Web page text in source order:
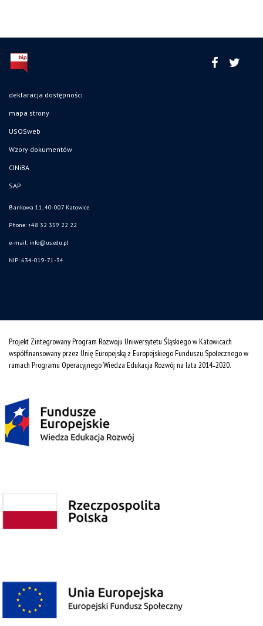
deklaracja dostępności
mapa strony
USOSweb
Wzory dokumentów
CINiBA
SAP
Bankowa 11, 40-007 Katowice
Phone: +48 32 359 22 22
e-mail: info@us.edu.pl
NIP: 634-019-71-34
Projekt Zintegrowany Program Rozwoju Uniwersytetu Śląskiego w Katowicach
współfinansowany przez Unię Europejską z Europejskiego Funduszu Społecznego w
ramach Programu Operacyjnego Wiedza Edukacja Rozwój na lata 2014˗2020.